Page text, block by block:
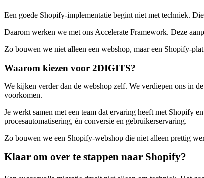
Een goede Shopify-implementatie begint niet met techniek.
Daarom werken we met ons Accelerate Framework. Deze
Zo bouwen we niet alleen een webshop, maar een Shopify-
Waarom kiezen voor 2DIGITS?
We kijken verder dan de webshop zelf. We verdiepen ons in
voorkomen.
Je werkt samen met een team dat ervaring heeft met Shopify
procesautomatisering, én conversie en gebruikerservaring.
Zo bouwen we een Shopify-webshop die niet alleen prettig
Klaar om over te stappen naar Shopify?